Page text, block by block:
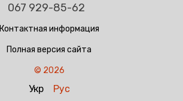
067 929-85-62
Контактная информация
Полная версия сайта
© 2026
Укр Рус